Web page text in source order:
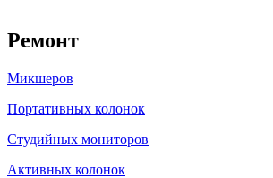
Ремонт
Микшеров
Портативных колонок
Студийных мониторов
Активных колонок